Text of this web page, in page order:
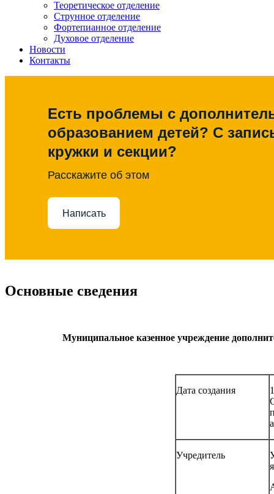
Теоретическое отделение
Струнное отделение
Фортепианное отделение
Духовое отделение
Новости
Контакты
Есть проблемы с
образованием детей? С
кружки и секции?
Расскажите об этом
Написать
Основные сведения
Муниципальное казенное учреждение
Дата создания
Учредитель